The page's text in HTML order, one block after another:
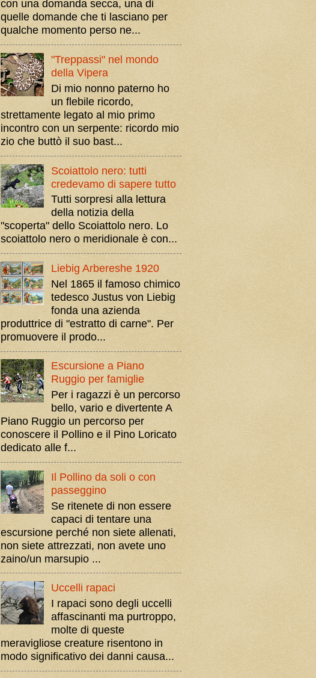
con una domanda secca, una di
quelle domande che ti lasciano per
qualche momento perso ne...
"Treppassi" nel mondo
della Vipera
Di mio nonno paterno ho
un flebile ricordo,
strettamente legato al mio primo
incontro con un serpente: ricordo mio
zio che buttò il suo bast...
Scoiattolo nero: tutti
credevamo di sapere tutto
Tutti sorpresi alla lettura
della notizia della
"scoperta" dello Scoiattolo nero. Lo
scoiattolo nero o meridionale è con...
Liebig Arbereshe 1920
Nel 1865 il famoso chimico
tedesco Justus von Liebig
fonda una azienda
produttrice di "estratto di carne". Per
promuovere il prodo...
Escursione a Piano
Ruggio per famiglie
Per i ragazzi è un percorso
bello, vario e divertente A
Piano Ruggio un percorso per
conoscere il Pollino e il Pino Loricato
dedicato alle f...
Il Pollino da soli o con
passeggino
Se ritenete di non essere
capaci di tentare una
escursione perché non siete allenati,
non siete attrezzati, non avete uno
zaino/un marsupio ...
Uccelli rapaci
I rapaci sono degli uccelli
affascinanti ma purtroppo,
molte di queste
meravigliose creature risentono in
modo significativo dei danni causa...